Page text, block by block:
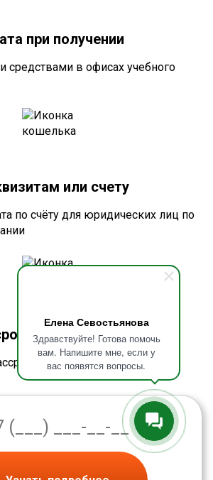
Елена Севостьянова
Здравствуйте! Готова помочь
вам. Напишите мне, если у
вас появятся вопросы.
при получении
средствами в офисах учебного
или счету
по счёту для юридических лиц по
без процентов
от банка